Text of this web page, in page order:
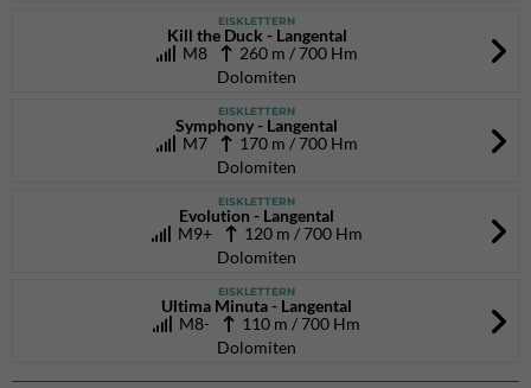
EISKLETTERN
Kill the Duck - Langental
M8 260 m / 700 Hm
Dolomiten
EISKLETTERN
Symphony - Langental
M7 170 m / 700 Hm
Dolomiten
EISKLETTERN
Evolution - Langental
M9+ 120 m / 700 Hm
Dolomiten
EISKLETTERN
Ultima Minuta - Langental
M8-
110 m / 700 Hm
Dolomiten